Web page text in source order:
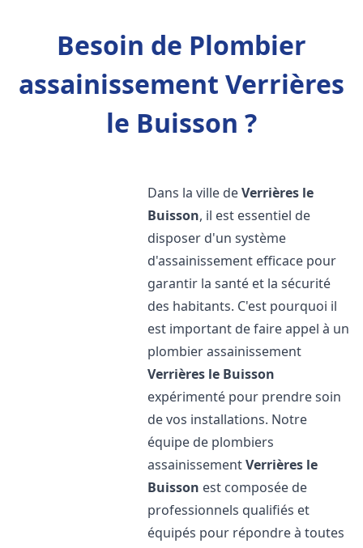
Besoin de Plombier
assainissement Verrières
le Buisson ?
Dans la ville deVerrières le
Buisson, il est essentiel de
disposer d'un système
d'assainissement efficace pour
garantir la santé et la sécurité
des habitants. C'est pourquoi il
est important de faire appel à un
plombier assainissement
Verrières le Buisson
expérimenté pour prendre soin
de vos installations. Notre
équipe de plombiers
assainissementVerrières le
Buisson est composée de
professionnels qualifiés et
équipés pour répondre à toutes